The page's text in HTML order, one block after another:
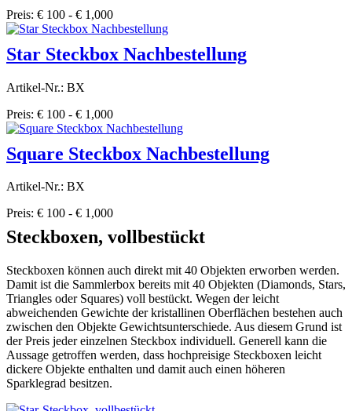
Preis: € 100 - € 1,000
Star Steckbox Nachbestellung
Artikel-Nr.: BX
Preis: € 100 - € 1,000
Square Steckbox Nachbestellung
Artikel-Nr.: BX
Preis: € 100 - € 1,000
Steckboxen, vollbestückt
Steckboxen können auch direkt mit 40 Objekten erworben werden.
Damit ist die Sammlerbox bereits mit 40 Objekten (Diamonds, Stars,
Triangles oder Squares) voll bestückt. Wegen der leicht
abweichenden Gewichte der kristallinen Oberflächen bestehen auch
zwischen den Objekte Gewichtsunterschiede. Aus diesem Grund ist
der Preis jeder einzelnen Steckbox individuell. Generell kann die
Aussage getroffen werden, dass hochpreisige Steckboxen leicht
dickere Objekte enthalten und damit auch einen höheren
Sparklegrad besitzen.